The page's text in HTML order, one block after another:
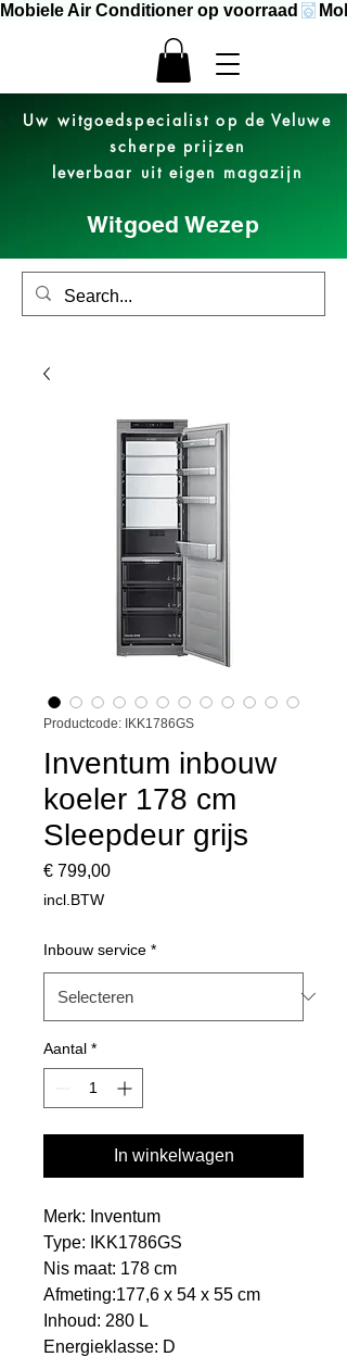
Uw witgoedspecialist op de Veluwe
scherpe prijzen
leverbaar uit eigen magazijn
Witgoed Wezep
Mobiele Air Conditioner op voorraad
Productcode: IKK1786GS
Inventum inbouw
koeler 178 cm
Sleepdeur grijs
€ 799,00Prijs
incl.BTW
Inbouw service *
Aantal *
In winkelwagen
Merk: Inventum
Type: IKK1786GS
Nis maat: 178 cm
Afmeting:177,6 x 54 x 55 cm
Inhoud: 280 L
Energieklasse: D